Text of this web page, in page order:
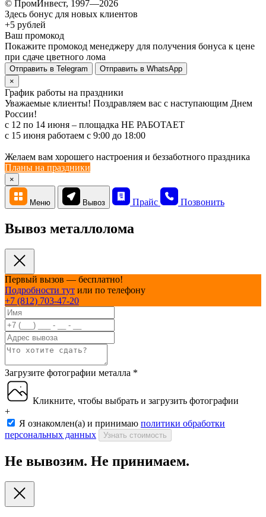
© ПромИнвест, 1997—2026
Здесь бонус для новых клиентов
+5 рублей
Ваш промокод
Покажите промокод менеджеру для получения бонуса к цене
при сдаче цветного лома
Отправить в Telegram
Отправить в WhatsApp
×
График работы на праздники
Уважаемые клиенты! Поздравляем вас с наступающим Днем
России!
с 12 по 14 июня – площадка НЕ РАБОТАЕТ
c 15 июня работаем с 9:00 до 18:00
Желаем вам хорошего настроения и беззаботного праздника
Планы на праздники
×
Меню Вывоз Прайс Позвонить
Вывоз металлолома
Первый вызов — бесплатно!
Подробности тут или по телефону
+7 (812) 703-47-20
Загрузите фотографии металла *
Кликните, чтобы выбрать и загрузить фотографии
+
Я ознакомлен(а) и принимаю политики обработки
персональных данных
Узнать стоимость
Не вывозим. Не принимаем.